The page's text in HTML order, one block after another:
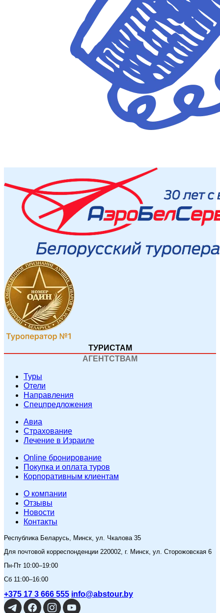
ТУРИСТАМ
АГЕНТСТВАМ
Туры
Отели
Направления
Спецпредложения
Авиа
Страхование
Лечение в Израиле
Online бронирование
Покупка и оплата туров
Корпоративным клиентам
O компании
Отзывы
Новости
Контакты
Республика Беларусь, Минск, ул. Чкалова 35
Для почтовой корреспонденции 220002, г. Минск, ул. Сторожовская 6
Пн-Пт 10:00–19:00
Сб 11:00–16:00
+375 17 3 666 555 info@abstour.by